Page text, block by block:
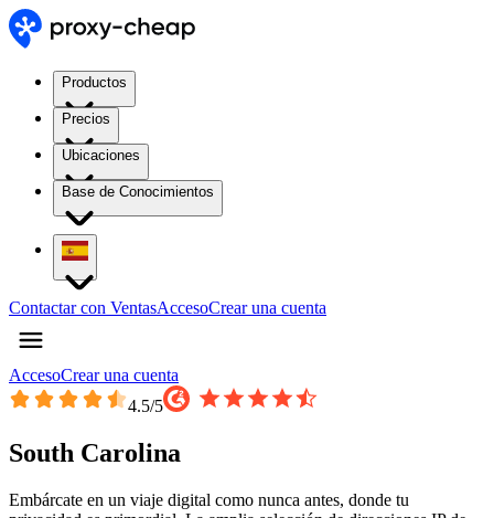
Productos
Precios
Ubicaciones
Base de Conocimientos
Contactar con VentasAccesoCrear una cuenta
AccesoCrear una cuenta
4.5/5
South Carolina
Embárcate en un viaje digital como nunca antes, donde tu